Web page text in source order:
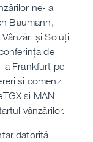
ne- a
Baumann,
și Soluții
de
la Frankfurt pe
și comenzi
și MAN
vânzărilor.
datorită